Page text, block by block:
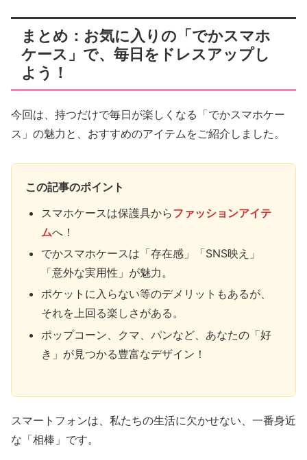
まとめ：お気に入りの「でかスマホ
ケース」で、毎日をドレスアップし
よう！
今回は、持つだけで毎日が楽しくなる「でかスマホケー
ス」の魅力と、おすすめのアイテムをご紹介しました。
この記事のポイント
スマホケースは保護具からファッションアイテ
ムへ！
でかスマホケースは「存在感」「SNS映え」
「意外な実用性」が魅力。
ポケットに入らない等のデメリットもあるが、
それを上回る楽しさがある。
ポップコーン、クマ、パンなど、あなたの「好
き」が見つかる豊富なデザイン！
スマートフォンは、私たちの生活に欠かせない、一番身近
な「相棒」です。